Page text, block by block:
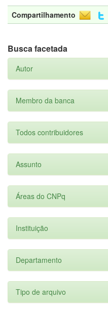
Compartilhamento
Busca facetada
Autor
Membro da banca
Todos contribuidores
Assunto
Áreas do CNPq
Instituição
Departamento
Tipo de arquivo